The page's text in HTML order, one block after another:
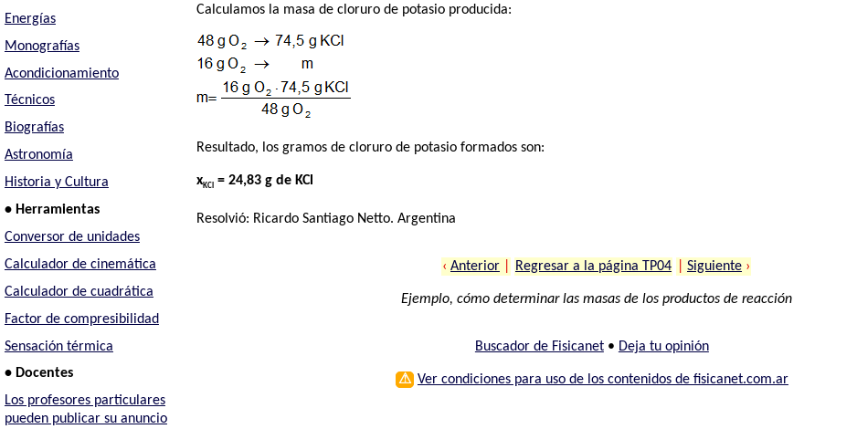
Energías
Monografías
Acondicionamiento
Técnicos
Biografías
Astronomía
Historia y Cultura
• Herramientas
Conversor de unidades
Calculador de cinemática
Calculador de cuadrática
Factor de compresibilidad
Sensación térmica
• Docentes
Los profesores particulares
pueden publicar su anuncio
Calculamos la masa de cloruro de potasio producida:
Resultado, los gramos de cloruro de potasio formados son:
xKCl = 24,83 g de KCl
Resolvió: Ricardo Santiago Netto. Argentina
‹ Anterior Regresar a la página TP04 Siguiente ›
Ejemplo, cómo determinar las masas de los productos de reacción
Buscador de Fisicanet• Deja tu opinión
⚠ Ver condiciones para uso de los contenidos de fisicanet.com.ar